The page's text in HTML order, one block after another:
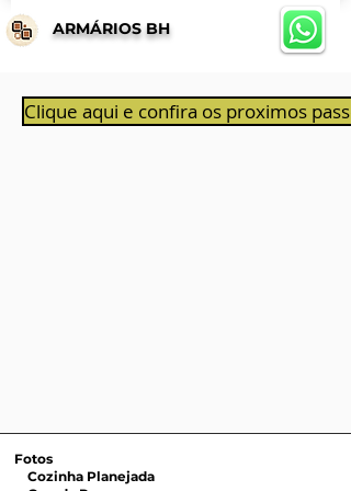
ARMÁRIOS BH
Clique aqui e confira os proximos
Fotos
Cozinha Planejada